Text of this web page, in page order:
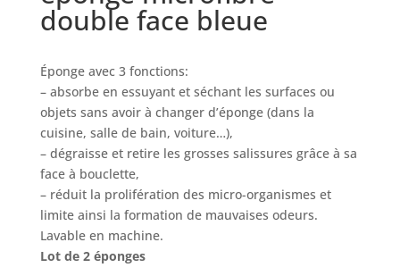
double face bleue
Éponge avec 3 fonctions:
– absorbe en essuyant et séchant les surfaces ou
objets sans avoir à changer d’éponge (dans la
cuisine, salle de bain, voiture…),
– dégraisse et retire les grosses salissures grâce à sa
face à bouclette,
– réduit la prolifération des micro-organismes et
limite ainsi la formation de mauvaises odeurs.
Lavable en machine.
Lot de 2 éponges